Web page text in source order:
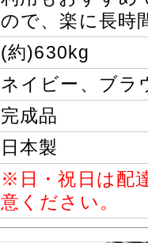
ので、楽に長時
(約)630kg
ネイビー、ブラ
完成品
日本製
※ 日・祝日は配
意ください。